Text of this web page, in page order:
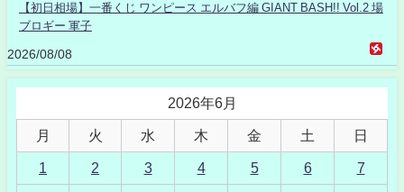
【初日相場】一番くじ ワンピース エルバフ編 GIANT BASH!! Vol.2 場
ブロギー 軍子
2026/08/08
2026年6月
月 火 水 木 金 土 日
1 2 3 4 5 6 7